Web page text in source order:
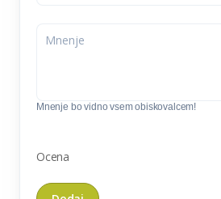
Mnenje bo vidno vsem obiskovalcem!
Ocena